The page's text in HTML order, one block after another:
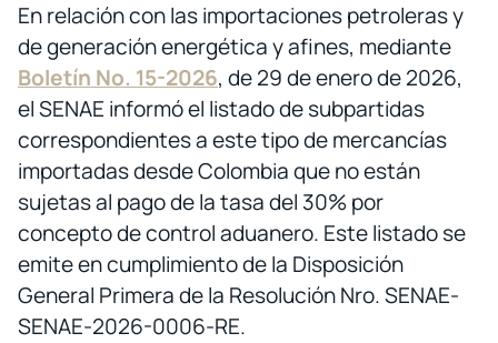
En relación con las importaciones petroleras y
de generación energética y afines, mediante
Boletín No. 15-2026, de 29 de enero de 2026,
el SENAE informó el listado de subpartidas
correspondientes a este tipo de mercancías
importadas desde Colombia que no están
sujetas al pago de la tasa del 30% por
concepto de control aduanero. Este listado se
emite en cumplimiento de la Disposición
General Primera de la Resolución Nro. SENAE-
SENAE-2026-0006-RE.